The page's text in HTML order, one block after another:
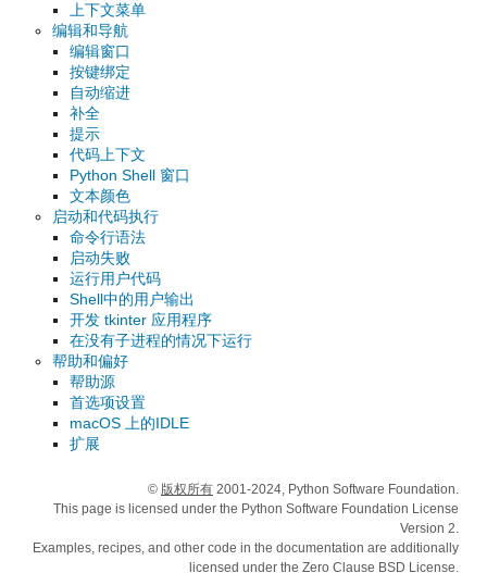
上下文菜单
编辑和导航
编辑窗口
按键绑定
自动缩进
补全
提示
代码上下文
Python Shell 窗口
文本颜色
启动和代码执行
命令行语法
启动失败
运行用户代码
Shell中的用户输出
开发 tkinter 应用程序
在没有子进程的情况下运行
帮助和偏好
帮助源
首选项设置
macOS 上的IDLE
扩展
© 版权所有 2001-2024, Python Software Foundation.
This page is licensed under the Python Software Foundation License
Version 2.
Examples, recipes, and other code in the documentation are additionally
licensed under the Zero Clause BSD License.